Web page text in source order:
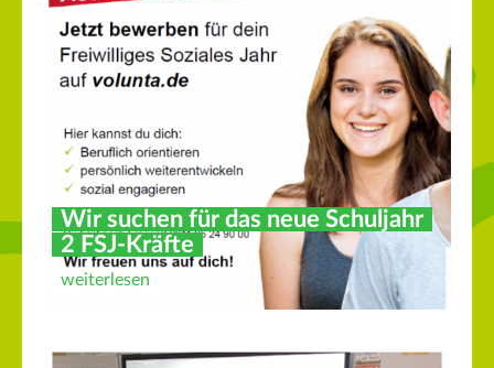
Wir suchen für das neue Schuljahr
2 FSJ-Kräfte
weiterlesen